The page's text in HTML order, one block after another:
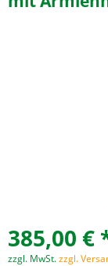
385,00 €
zzgl. MwSt.zzgl.